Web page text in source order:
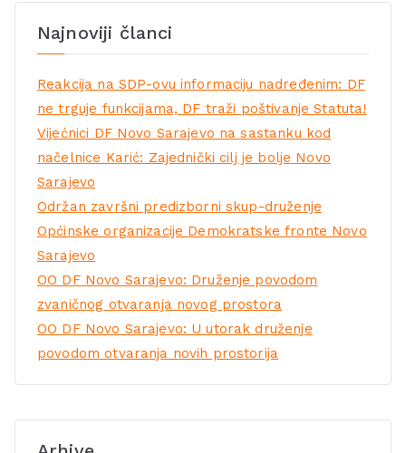
Najnoviji članci
Reakcija na SDP-ovu informaciju nadređenim: DF
ne trguje funkcijama, DF traži poštivanje Statuta!
Vijećnici DF Novo Sarajevo na sastanku kod
načelnice Karić: Zajednički cilj je bolje Novo
Sarajevo
Održan završni predizborni skup-druženje
Općinske organizacije Demokratske fronte Novo
Sarajevo
OO DF Novo Sarajevo: Druženje povodom
zvaničnog otvaranja novog prostora
OO DF Novo Sarajevo: U utorak druženje
povodom otvaranja novih prostorija